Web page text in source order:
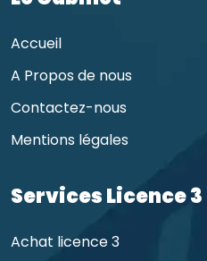
Accueil
A Propos de nous
Contactez-nous
Mentions légales
Services Licence 3
Achat licence 3